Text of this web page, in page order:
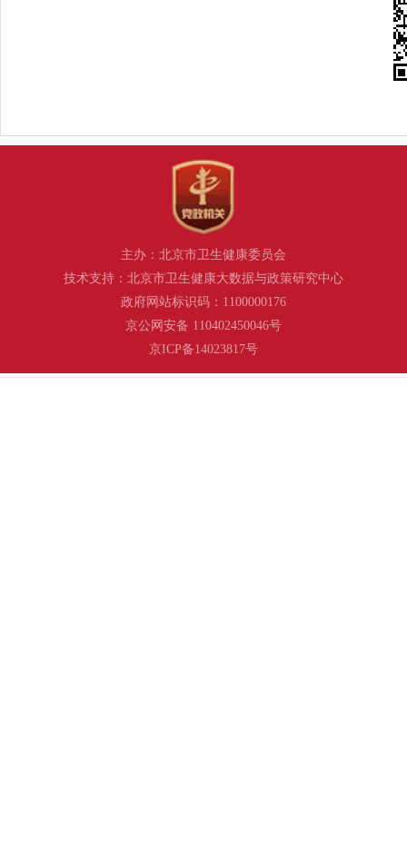
主办：北京市卫生健康委员会
技术支持：北京市卫生健康大数据与政策研究中心
政府网站标识码：1100000176
京公网安备 110402450046号
京ICP备14023817号